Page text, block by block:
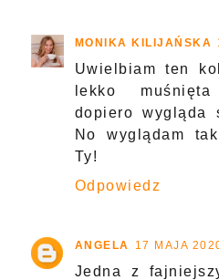
MONIKA KILIJAŃSKA
Uwielbiam ten
lekko
dopiero wygląda
No wyglądam
Ty!
Odpowiedz
ANGELA 17 MAJA
Jedna z